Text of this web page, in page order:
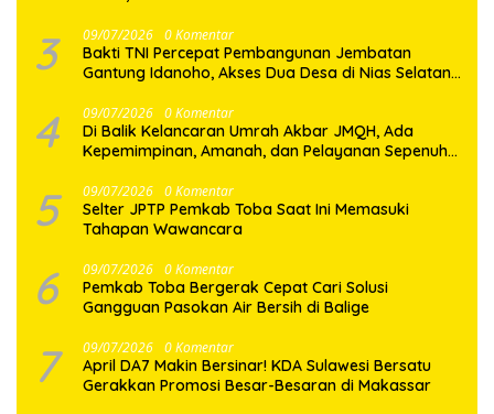
3 09/07/2026 0 Komentar
Bakti TNI Percepat Pembangunan Jembatan
Gantung Idanoho, Akses Dua Desa di Nias Selatan
4 09/07/2026 0 Komentar
Di Balik Kelancaran Umrah Akbar JMQH, Ada
Kepemimpinan, Amanah, dan Pelayanan Sepenuh
5 09/07/2026 0 Komentar
Selter JPTP Pemkab Toba Saat Ini Memasuki
Tahapan Wawancara
6 09/07/2026 0 Komentar
Pemkab Toba Bergerak Cepat Cari Solusi
Gangguan Pasokan Air Bersih di Balige
7 09/07/2026 0 Komentar
April DA7 Makin Bersinar! KDA Sulawesi Bersatu
Gerakkan Promosi Besar-Besaran di Makassar